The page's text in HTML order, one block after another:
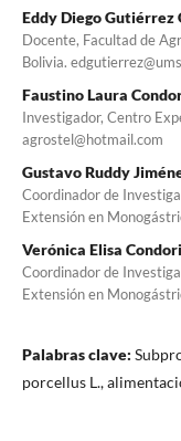
Eddy Diego Gutiérrez
Docente, Facultad de
Bolivia.
Faustino Laura
Investigador, Centro
agrostel@hotmail.com
Gustavo Ruddy
Coordinador de
Extensión en
Verónica Elisa
Coordinador de
Extensión en
Palabras clave:
porcellus L.,